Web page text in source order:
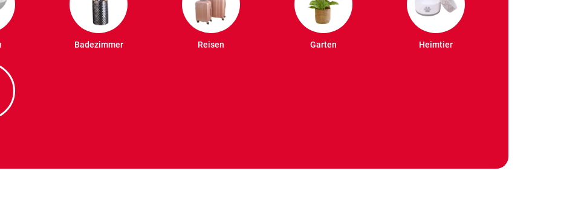
Badezimmer Reisen Garten Heimtier